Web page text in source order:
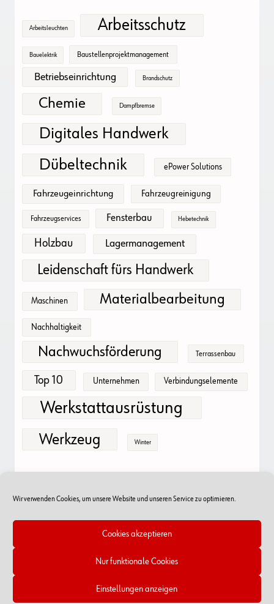
Wir verwenden Cookies, um unsere Website und unseren Service zu optimieren.
Cookies akzeptieren
Nur funktionale Cookies
Einstellungen anzeigen
Arbeitsleuchten Arbeitsschutz
Bauelektrik Baustellenprojektmanagement
Betriebseinrichtung Brandschutz
Chemie Dampfbremse
Digitales Handwerk
Dübeltechnik
ePower Solutions
Fahrzeugeinrichtung Fahrzeugreinigung
Fahrzeugservices Fensterbau Hebetechnik
Holzbau Lagermanagement
Leidenschaft fürs Handwerk
Maschinen Materialbearbeitung
Nachhaltigkeit
Nachwuchsförderung Terrassenbau
Top 10 Unternehmen Verbindungselemente
Werkstattausrüstung
Werkzeug Winter